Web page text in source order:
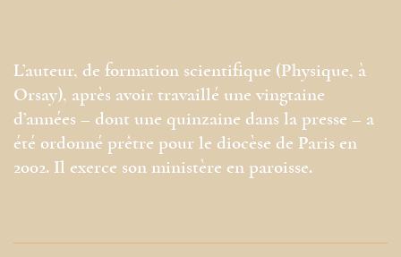
L’auteur, de formation scientifique (Physique, à
Orsay), après avoir travaillé une vingtaine
d’années – dont une quinzaine dans la presse – a
été ordonné prêtre pour le diocèse de Paris en
2002. Il exerce son ministère en paroisse.